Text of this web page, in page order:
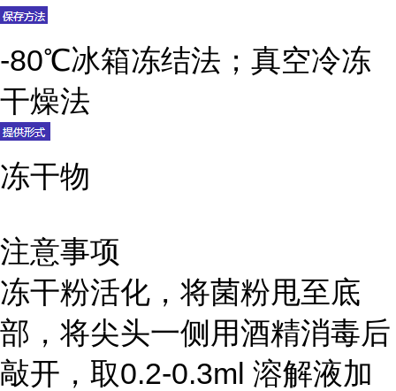
-80℃冰箱冻结法；真空冷冻
干燥法
冻干物
注意事项
冻干粉活化，将菌粉甩至底
部，将尖头一侧用酒精消毒后
敲开，取0.2-0.3ml 溶解液加